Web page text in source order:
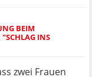
BEIM
INS
zwei Frauen